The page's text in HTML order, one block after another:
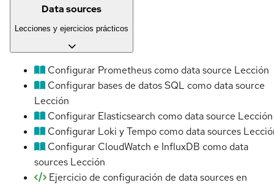
Data sources
Lecciones y ejercicios prácticos
Configurar Prometheus como data source Lección
Configurar bases de datos SQL como data source
Lección
Configurar Elasticsearch como data source Lección
Configurar Loki y Tempo como data sources
Configurar CloudWatch e InfluxDB como data
sources Lección
Ejercicio de configuración de data sources en